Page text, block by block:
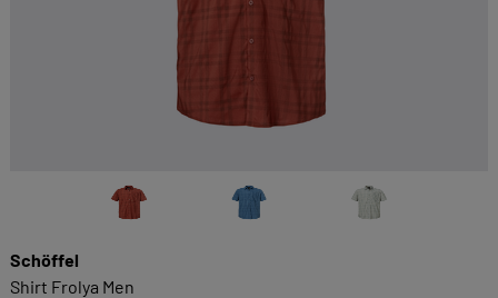
Schöffel
Shirt Frolya Men